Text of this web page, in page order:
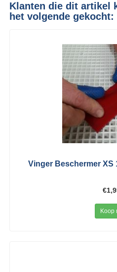
Klanten die dit artikel
het volgende gekocht:
Vinger Beschermer XS
Koop